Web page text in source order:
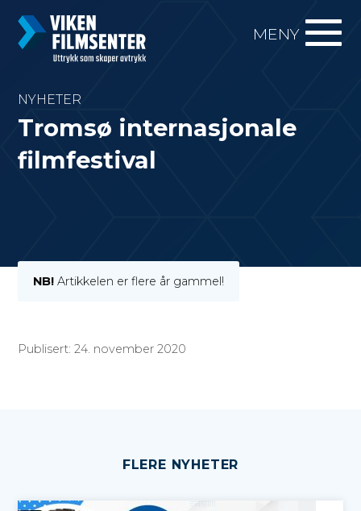
MENY
NYHETER
Tromsø internasjonale
filmfestival
NB! Artikkelen er flere år gammel!
Publisert: 24. november 2020
FLERE NYHETER